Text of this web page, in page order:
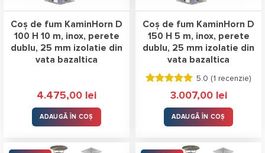
Coș de fum KaminHorn D
100 H 10 m, inox, perete
dublu, 25 mm izolatie din
vata bazaltica
4.475,00 lei
ADAUGĂ ÎN COȘ
Coș de fum KaminHorn D
150 H 5 m, inox, perete
dublu, 25 mm izolatie din
vata bazaltica
Evaluat la
stele
din 5
5.0 (1 recenzie)
3.007,00 lei
ADAUGĂ ÎN COȘ